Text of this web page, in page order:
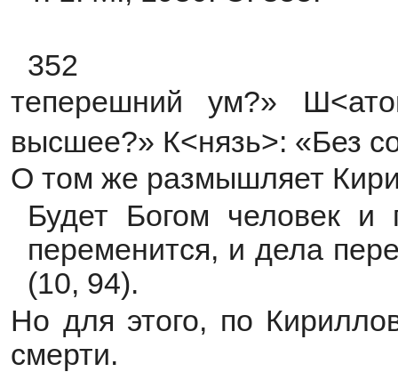
352
теперешний ум?»
высшее?» К<нязь>: «Без
О том же размышляет
Будет Богом человек и
переменится, и дела
(10, 94).
Но для этого, по
смерти.